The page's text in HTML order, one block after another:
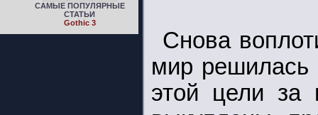
САМЫЕ ПОПУЛЯРНЫЕ
СТАТЬИ
Gothic 3
Cнова
мир
этой цели за